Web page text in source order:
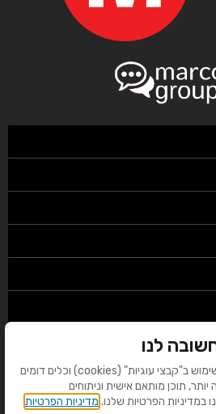
לנו
לידיעתכם, באתר זה נעשה שימוש ב"קבצי עוגיות" (cookies) וכלים דומים
תוכן מותאם אישית וניתוחים
במדיניות הפרטיות שלנו. מדיניות הפרטיות